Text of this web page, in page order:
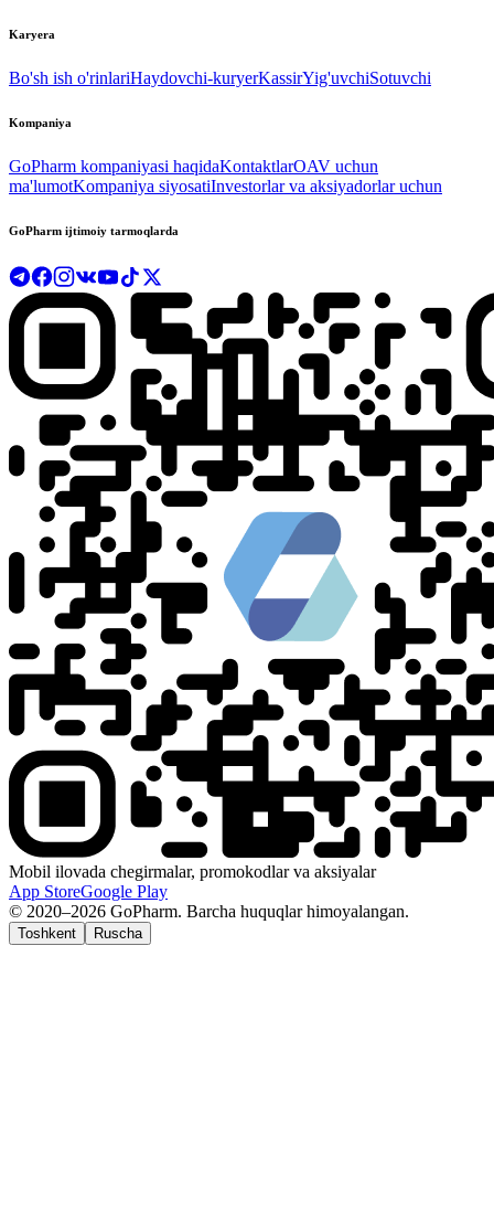
Karyera
Bo'sh ish o'rinlariHaydovchi-kuryerKassirYig'uvchiSotuvchi
Kompaniya
GoPharm kompaniyasi haqidaKontaktlarOAV uchun
ma'lumotKompaniya siyosatiInvestorlar va aksiyadorlar uchun
GoPharm ijtimoiy tarmoqlarda
Mobil ilovada chegirmalar, promokodlar va aksiyalar
App StoreGoogle Play
© 2020–2026 GoPharm. Barcha huquqlar himoyalangan.
Toshkent Ruscha